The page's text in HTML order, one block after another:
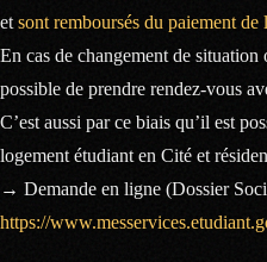
et sont remboursés du paiement
En cas de changement de
possible de prendre rendez-vous
C’est aussi par ce biais qu’il est
logement étudiant en Cité et
→ Demande en ligne (Dossier
https://